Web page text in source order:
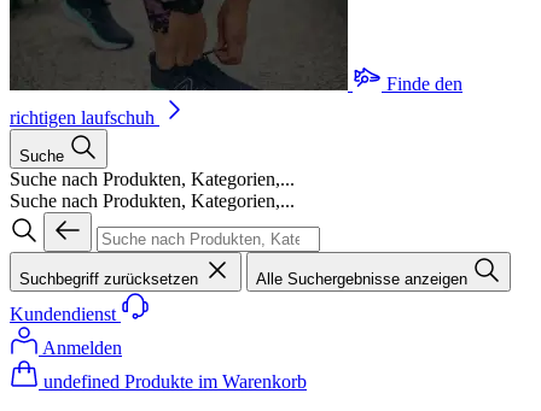
Finde den
richtigen laufschuh
Suche
Suche nach Produkten, Kategorien,...
Suche nach Produkten, Kategorien,...
Suchbegriff zurücksetzen Alle Suchergebnisse anzeigen
Kundendienst
Anmelden
undefined Produkte im Warenkorb